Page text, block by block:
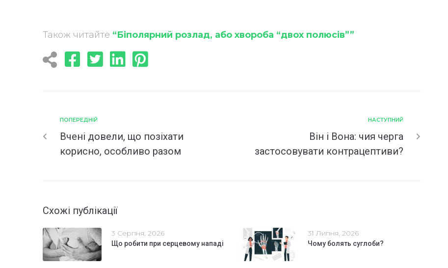
Також читайте “Біполярний розлад, або хвороба “двох полюсів””
ПОПЕРЕДНІЙ
Вчені довели, що позіхати
корисно, особливо разом
НАСТУПНИЙ
Він і Вона: чия черга
застосовувати контрацептиви?
Схожі публікації
3 Серпня, 2026
Що робити при серцевому нападі
31 Липня, 2026
Чому болять суглоби?